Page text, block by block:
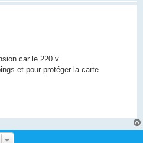
car le 220 v
et pour protéger la carte